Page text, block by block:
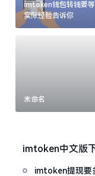
imtoken钱包转钱要等
实际经验告诉你
未命名
imtoken中文版
imtoken提现要